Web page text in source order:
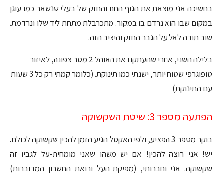
בחשיכה אני מוצאת את הגוף החם והחזק של בעלי שנשאר כמו עוגן
במקום שבו הוא נרדם בו במקור. מתכרבלת מתחת ליד שלו ונרדמת.
שוב תודה לאל על הגבר החזק והיציב הזה.
בלילה השני, אחרי שהעתקנו את האוהל 2 מטר צפונה, לאיזור
טופוגרפי שטוח יותר, ישנתי כמו תינוקת. (כלומר קמתי רק כל 3 שעות
עם התינוקת)
הפתעה מספר 3: שיטת השקשוקה
בוקר מספר 3 הפציע, ולפי האקסל הגיע הזמן להכין שקשוקה לכולם.
יש! אני רוצה להכין! אם יש משהו שאני מומחית-על לגביו זה
שקשוקה. אני וחברותי, (מפיקת העל ורואת החשבון המדוברות)